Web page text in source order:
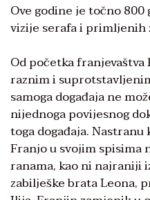
Ove godine je točno
vizije serafa i primljenih
Od početka
raznim i
samoga događaja ne
nijednoga povijesnog
toga događaja.
Franjo u svojim spisima
ranama, kao ni najraniji
zabilješke brata Leona,